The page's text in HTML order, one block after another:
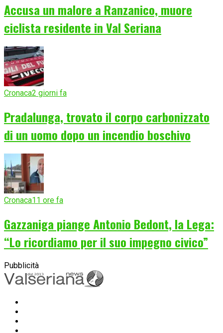
Accusa un malore a Ranzanico, muore
ciclista residente in Val Seriana
Cronaca2 giorni fa
Pradalunga, trovato il corpo carbonizzato
di un uomo dopo un incendio boschivo
Cronaca11 ore fa
Gazzaniga piange Antonio Bedont, la Lega:
“Lo ricordiamo per il suo impegno civico”
Pubblicità